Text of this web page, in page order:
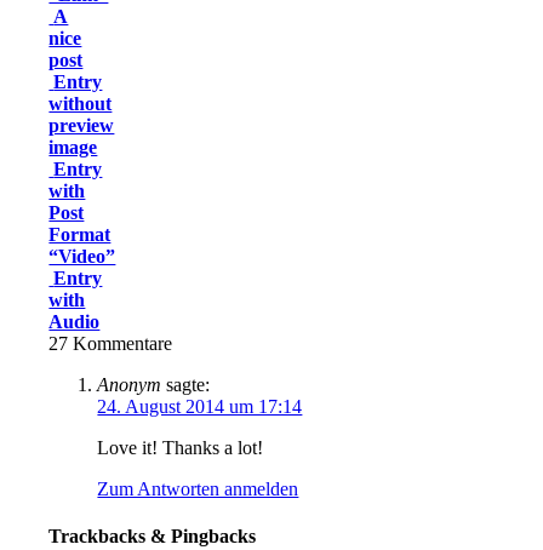
A
nice
post
Entry
without
preview
image
Entry
with
Post
Format
“Video”
Entry
with
Audio
27 Kommentare
Anonym sagte:
24. August 2014 um 17:14
Love it! Thanks a lot!
Zum Antworten anmelden
Trackbacks & Pingbacks